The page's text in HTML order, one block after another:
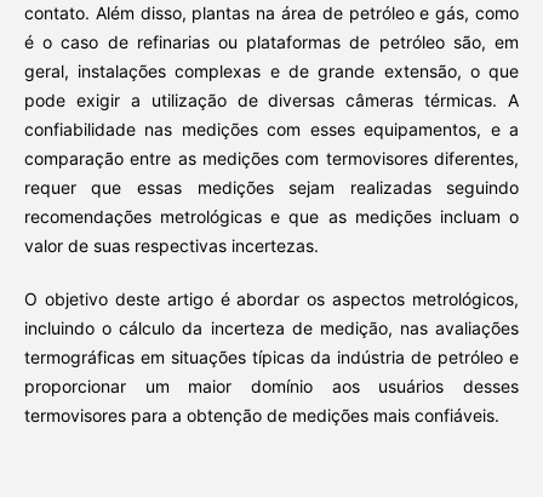
contato. Além disso, plantas na área de petróleo e gás, como
é o caso de refinarias ou plataformas de petróleo são, em
geral, instalações complexas e de grande extensão, o que
pode exigir a utilização de diversas câmeras térmicas. A
confiabilidade nas medições com esses equipamentos, e a
comparação entre as medições com termovisores diferentes,
requer que essas medições sejam realizadas seguindo
recomendações metrológicas e que as medições incluam o
valor de suas respectivas incertezas.
O objetivo deste artigo é abordar os aspectos metrológicos,
incluindo o cálculo da incerteza de medição, nas avaliações
termográficas em situações típicas da indústria de petróleo e
proporcionar um maior domínio aos usuários desses
termovisores para a obtenção de medições mais confiáveis.